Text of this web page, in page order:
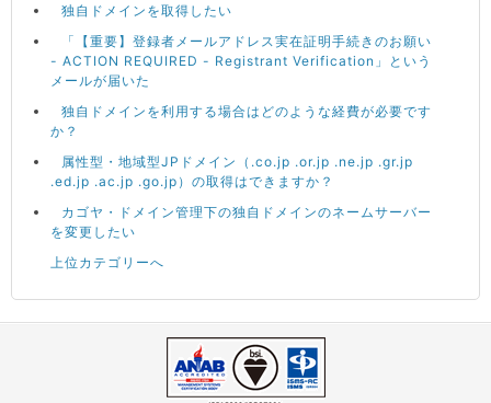
独自ドメインを取得したい
「【重要】登録者メールアドレス実在証明手続きのお願い
- ACTION REQUIRED - Registrant Verification」という
メールが届いた
独自ドメインを利用する場合はどのような経費が必要です
か？
属性型・地域型JPドメイン（.co.jp .or.jp .ne.jp .gr.jp
.ed.jp .ac.jp .go.jp）の取得はできますか？
カゴヤ・ドメイン管理下の独自ドメインのネームサーバー
を変更したい
上位カテゴリーへ